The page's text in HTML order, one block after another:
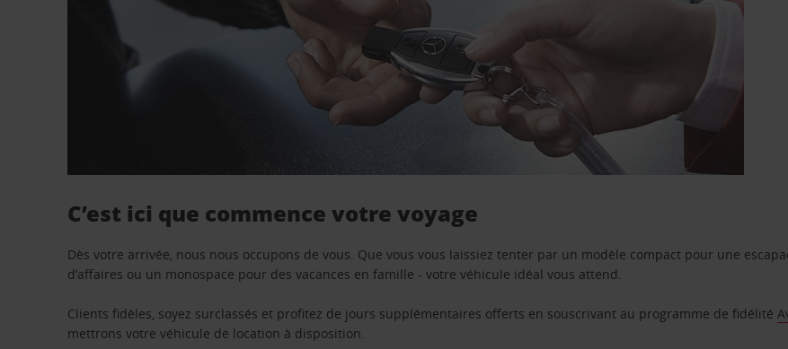
C’est ici que commence votre voyage
Dès votre arrivée, nous nous occupons de vous. Que vous vous laissiez tenter par un modèle compact pour une
d’affaires ou un monospace pour des vacances en famille - votre véhicule idéal vous attend.
Clients fidèles, soyez surclassés et profitez de jours supplémentaires offerts en souscrivant au programme de fidélité
mettrons votre véhicule de location à disposition.